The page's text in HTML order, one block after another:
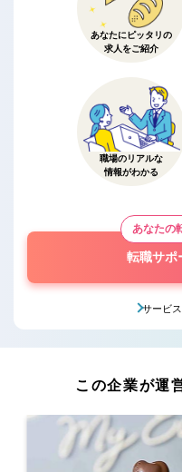
あなたにピッタリの
求人をご紹介
職場のリアルな
情報がわかる
あなたの
転職サポ
サービ
この企業が運